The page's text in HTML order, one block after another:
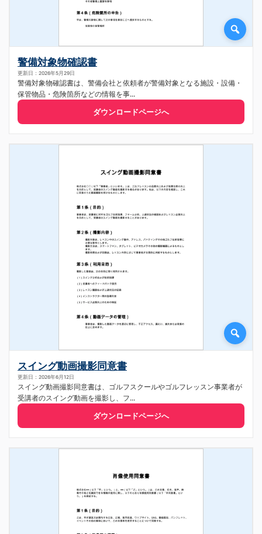
警備対象物確認書
更新日：2026年5月29日
警備対象物確認書は、警備会社と依頼者が警備対象となる施設・設備・
保管物品・危険箇所などの情報を事...
ダウンロードページへ
スイング動画撮影同意書
更新日：2026年6月12日
スイング動画撮影同意書は、ゴルフスクールやゴルフレッスン事業者が
受講者のスイング動画を撮影し、フ...
ダウンロードページへ